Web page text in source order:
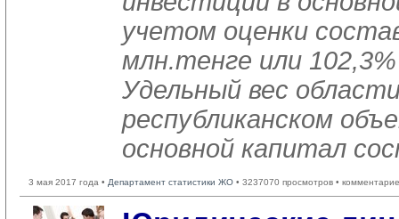
учетом оценки
млн.тенге или 102,3%
Удельный вес
республиканском
основной капитал
3 мая 2017 года • Департамент статистики ЖО • 3237070 просмотров •